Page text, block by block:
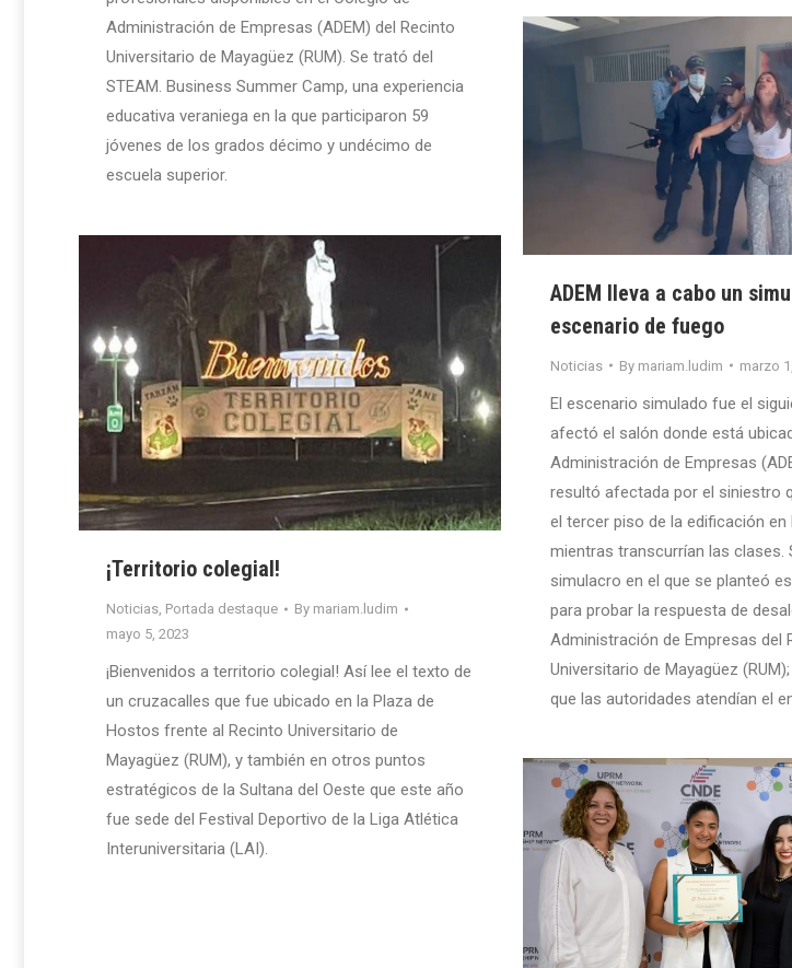
Administración de Empresas (ADEM) del Recinto
Universitario de Mayagüez (RUM). Se trató del
STEAM. Business Summer Camp, una experiencia
educativa veraniega en la que participaron 59
jóvenes de los grados décimo y undécimo de
escuela superior.
ADEM lleva a cabo un
escenario de fuego
Noticias By mariam.ludim marzo
El escenario simulado fue el
afectó el salón donde está
Administración de Empresas
resultó afectada por el siniestro
el tercer piso de la edificación en
mientras transcurrían las clases.
simulacro en el que se planteó
para probar la respuesta de
Administración de Empresas del
Universitario de Mayagüez
que las autoridades atendían el
¡Territorio colegial!
Noticias, Portada destaque By mariam.ludim
mayo 5, 2023
¡Bienvenidos a territorio colegial! Así lee el texto de
un cruzacalles que fue ubicado en la Plaza de
Hostos frente al Recinto Universitario de
Mayagüez (RUM), y también en otros puntos
estratégicos de la Sultana del Oeste que este año
fue sede del Festival Deportivo de la Liga Atlética
Interuniversitaria (LAI).